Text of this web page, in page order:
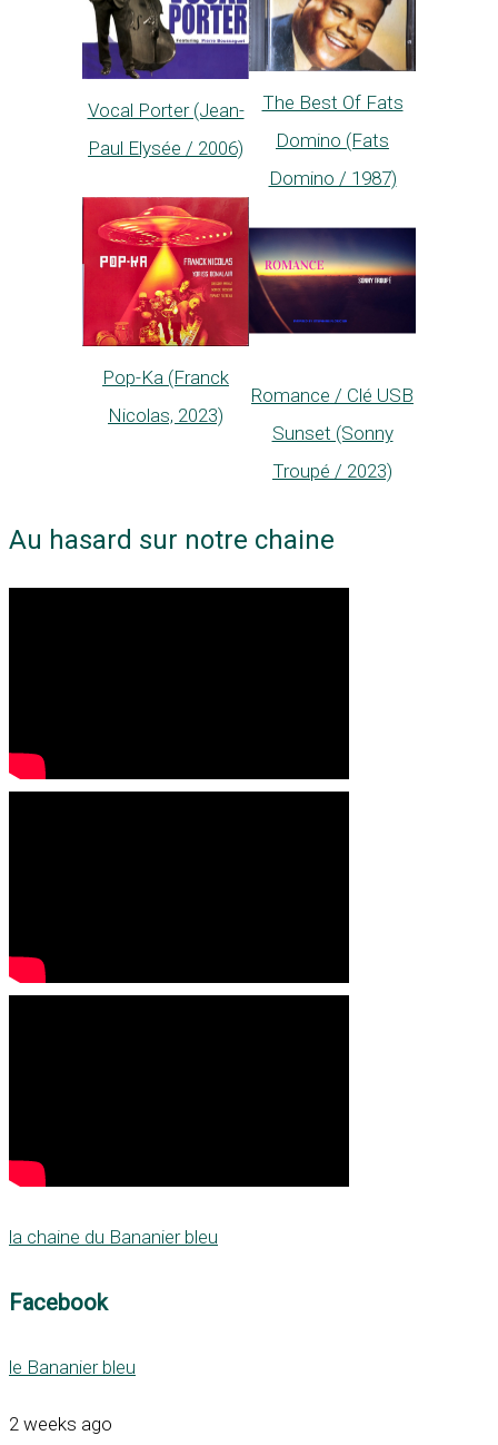
Vocal Porter (Jean-
Paul Elysée / 2006)
The Best Of Fats
Domino (Fats
Domino / 1987)
Pop-Ka (Franck
Nicolas, 2023)
Romance / Clé USB
Sunset (Sonny
Troupé / 2023)
Au hasard sur notre chaine
la chaine du Bananier bleu
Facebook
le Bananier bleu
2 weeks ago